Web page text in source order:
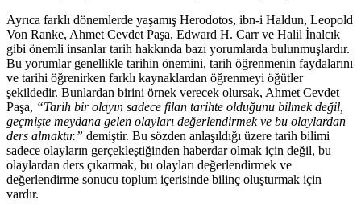
Ayrıca farklı dönemlerde yaşamış Herodotos, ibn-i Haldun, Leopold
Von Ranke, Ahmet Cevdet Paşa, Edward H. Carr ve Halil İnalcık
gibi önemli insanlar tarih hakkında bazı yorumlarda bulunmuşlardır.
Bu yorumlar genellikle tarihin önemini, tarih öğrenmenin faydalarını
ve tarihi öğrenirken farklı kaynaklardan öğrenmeyi öğütler
şekildedir. Bunlardan birini örnek verecek olursak, Ahmet Cevdet
Paşa, “Tarih bir olayın sadece filan tarihte olduğunu bilmek değil,
geçmişte meydana gelen olayları değerlendirmek ve bu olaylardan
ders almaktır.” demiştir. Bu sözden anlaşıldığı üzere tarih bilimi
sadece olayların gerçekleştiğinden haberdar olmak için değil, bu
olaylardan ders çıkarmak, bu olayları değerlendirmek ve
değerlendirme sonucu toplum içerisinde bilinç oluşturmak için
vardır.